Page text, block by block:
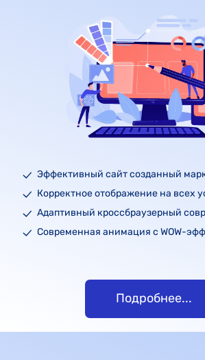
Эффективный сайт созданный
Корректное отображение на всех
Адаптивный кроссбраузерный
Современная анимация с WOW-
Подробнее...